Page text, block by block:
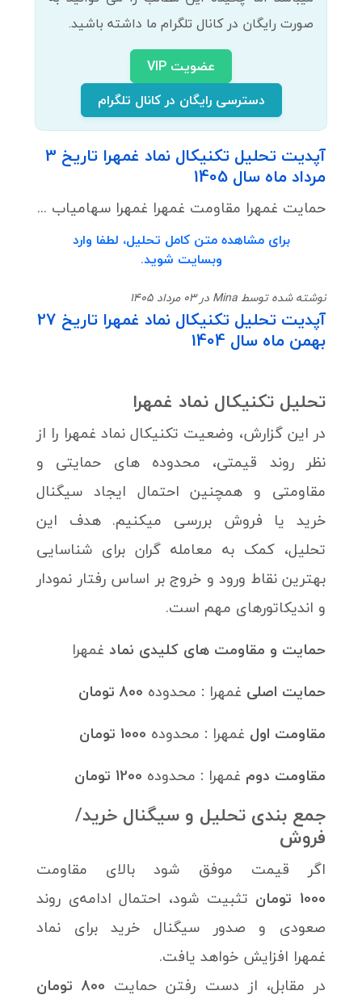
صورت رایگان در کانال تلگرام ما داشته باشید.
عضویت VIP
دسترسی رایگان در کانال تلگرام
آپدیت تحلیل تکنیکال نماد غمهرا تاریخ 3
مرداد ماه سال 1405
حمایت غمهرا مقاومت غمهرا غمهرا سهامیاب ...
برای مشاهده متن کامل تحلیل، لطفا وارد
وبسایت شوید.
نوشته شده توسط Mina در 03 مرداد 1405
آپدیت تحلیل تکنیکال نماد غمهرا تاریخ 27
بهمن ماه سال 1404
تحلیل تکنیکال نماد غمهرا
در این گزارش، وضعیت تکنیکال نماد غمهرا را از
نظر روند قیمتی، محدوده های حمایتی و
مقاومتی و همچنین احتمال ایجاد سیگنال
خرید یا فروش بررسی میکنیم. هدف این
تحلیل، کمک به معامله گران برای شناسایی
بهترین نقاط ورود و خروج بر اساس رفتار نمودار
و اندیکاتورهای مهم است.
حمایت‌ و مقاومت های کلیدی نماد غمهرا
حمایت اصلی غمهرا : محدوده 800 تومان
مقاومت اول غمهرا : محدوده
مقاومت دوم غمهرا : محدوده 1200 تومان
جمع بندی تحلیل و سیگنال خرید/
فروش
اگر قیمت موفق شود بالای مقاومت
1000 تومان
تثبیت شود، احتمال ادامه‌ی روند
صعودی و صدور سیگنال خرید برای نماد
غمهرا افزایش خواهد یافت.
در مقابل، از دست رفتن حمایت 800 تومان